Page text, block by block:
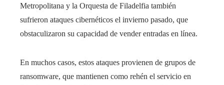
Metropolitana y la Orquesta de Filadelfia también
sufrieron ataques cibernéticos el invierno pasado, que
obstaculizaron su capacidad de vender entradas en línea.
En muchos casos, estos ataques provienen de grupos de
ransomware, que mantienen como rehén el servicio en